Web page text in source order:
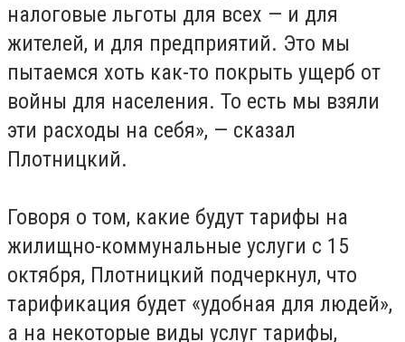
налоговые льготы для всех — и для
жителей, и для предприятий. Это мы
пытаемся хоть как-то покрыть ущерб от
войны для населения. То есть мы взяли
эти расходы на себя», — сказал
Плотницкий.
Говоря о том, какие будут тарифы на
жилищно-коммунальные услуги с 15
октября, Плотницкий подчеркнул, что
тарификация будет «удобная для людей»,
а на некоторые виды услуг тарифы,